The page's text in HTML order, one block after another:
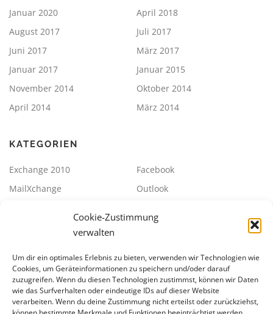
Cookie-Zustimmung
verwalten
Um dir ein optimales Erlebnis zu bieten, verwenden wir Technologien wie
Cookies, um Geräteinformationen zu speichern und/oder darauf
zuzugreifen. Wenn du diesen Technologien zustimmst, können wir Daten
wie das Surfverhalten oder eindeutige IDs auf dieser Website
verarbeiten. Wenn du deine Zustimmung nicht erteilst oder zurückziehst,
Januar 2020
April 2018
August 2017
Juli 2017
Juni 2017
März 2017
Januar 2017
Januar 2015
November 2014
Oktober 2014
April 2014
März 2014
KATEGORIEN
Exchange 2010
Facebook
MailXchange
Outlook
Synology
META
Anmelden Eintrags-Feed